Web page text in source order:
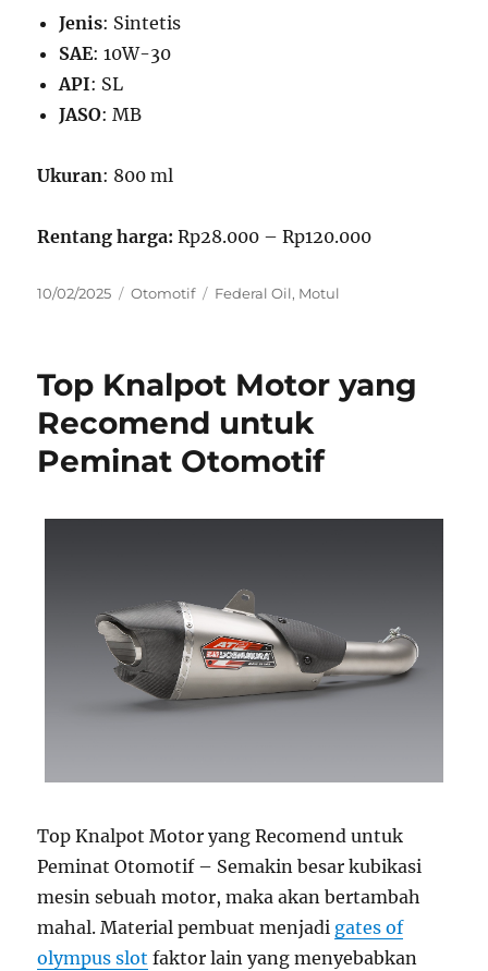
Jenis: Sintetis
SAE: 10W-30
API: SL
JASO: MB
Ukuran: 800 ml
Rentang harga:Rp28.000 – Rp120.000
P
e
o
n
10/02/2025
C
g
r
i
e
Otomotif
T
Federal Oil, Motul
Top Knalpot Motor yang
Recomend untuk
Peminat Otomotif
Top Knalpot Motor yang Recomend untuk
Peminat Otomotif – Semakin besar kubikasi
mesin sebuah motor, maka akan bertambah
mahal. Material pembuat menjadi gates of
olympus slot faktor lain yang menyebabkan